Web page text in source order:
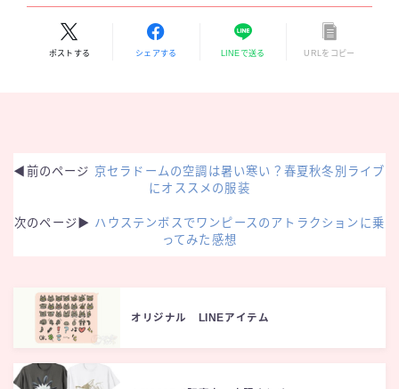
ポストする シェアする LINEで送る URLをコピー
◀︎前のページ 京セラドームの空調は暑い寒い？春夏秋冬別ライブ
にオススメの服装
次のページ▶︎ ハウステンボスでワンピースのアトラクションに乗
ってみた感想
オリジナル LINEアイテム